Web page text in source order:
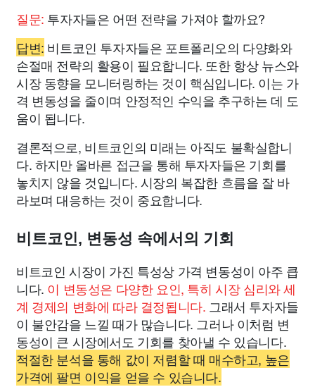
질문: 투자자들은 어떤 전략을 가져야 할까요?
답변: 비트코인 투자자들은 포트폴리오의 다양화와
손절매 전략의 활용이 필요합니다. 또한 항상 뉴스와
시장 동향을 모니터링하는 것이 핵심입니다. 이는 가
격 변동성을 줄이며 안정적인 수익을 추구하는 데 도
움이 됩니다.
결론적으로, 비트코인의 미래는 아직도 불확실합니
다. 하지만 올바른 접근을 통해 투자자들은 기회를
놓치지 않을 것입니다. 시장의 복잡한 흐름을 잘 바
라보며 대응하는 것이 중요합니다.
비트코인, 변동성 속에서의 기회
비트코인 시장이 가진 특성상 가격 변동성이 아주 큽
니다. 이 변동성은 다양한 요인, 특히 시장 심리와 세
계 경제의 변화에 따라 결정됩니다. 그래서 투자자들
이 불안감을 느낄 때가 많습니다. 그러나 이처럼 변
동성이 큰 시장에서도 기회를 찾아낼 수 있습니다.
적절한 분석을 통해 값이 저렴할 때 매수하고, 높은
가격에 팔면 이익을 얻을 수 있습니다.